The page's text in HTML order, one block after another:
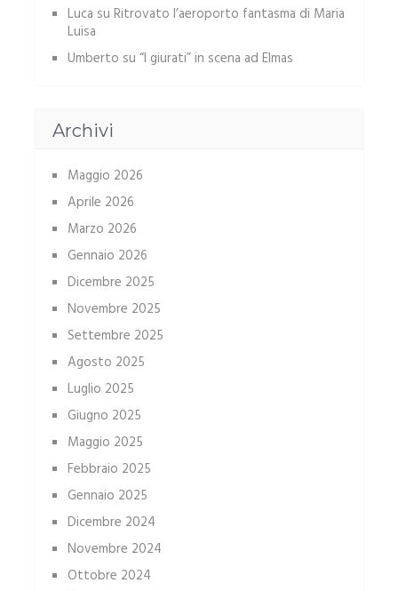
Luca su Ritrovato l’aeroporto fantasma di Maria
Luisa
Umberto su “I giurati” in scena ad Elmas
Archivi
Maggio 2026
Aprile 2026
Marzo 2026
Gennaio 2026
Dicembre 2025
Novembre 2025
Settembre 2025
Agosto 2025
Luglio 2025
Giugno 2025
Maggio 2025
Febbraio 2025
Gennaio 2025
Dicembre 2024
Novembre 2024
Ottobre 2024